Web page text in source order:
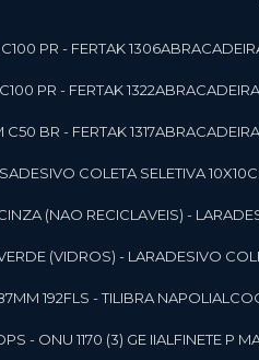
PR - FERTAK 1306
PR - FERTAK 1322
BR - FERTAK 1317
ADESIVO COLETA SELETIVA
(NAO RECICLAVEIS) - LAR
(VIDROS) - LAR ADESIVO
192FLS - TILIBRA NAPOLI
- ONU 1170 (3) GE II ALFINETE P